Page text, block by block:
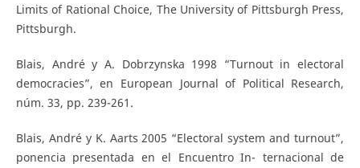
Limits of Rational Choice, The University of Pittsburgh Press,
Pittsburgh.
Blais, André y A. Dobrzynska 1998 “Turnout in electoral
democracies”, en European Journal of Political Research,
núm. 33, pp. 239-261.
Blais, André y K. Aarts 2005 “Electoral system and turnout”,
ponencia presentada en el Encuentro In- ternacional de